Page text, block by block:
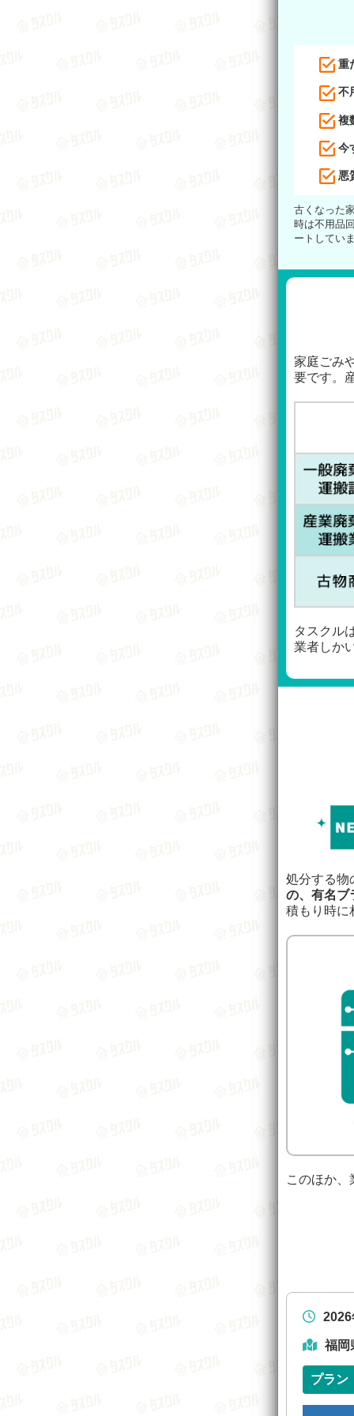
重
不
複
今
悪
古くなった
時は不用品
ートしてい
家庭ごみ
要です。
タスクル
業者しか
処分する物
の、有名ブ
積もり時に
このほか
福岡
プラン